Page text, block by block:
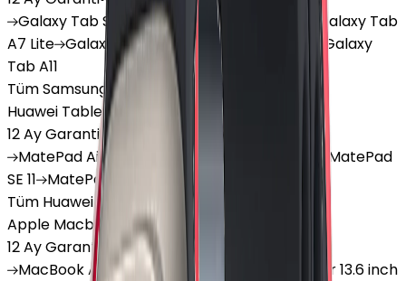
Galaxy Tab S9 Plus Galaxy Tab S10 Ultra Galaxy Tab
A7 Lite Galaxy Tab A9 Galaxy Tab A9 Plus
Galaxy
Tab A11
Tüm Samsung Tablet'ler
Huawei Tablet
12 Ay Garanti•6 Taksit
MatePadAir 11.5 MatePad
MatePad
SE 11
MatePad
Tüm Huawei Tablet'ler
Apple Macbook
12 Ay Garanti
12 Taksit
MacBookAir 13" (13-inch, 2020)
Air 13.6 inch